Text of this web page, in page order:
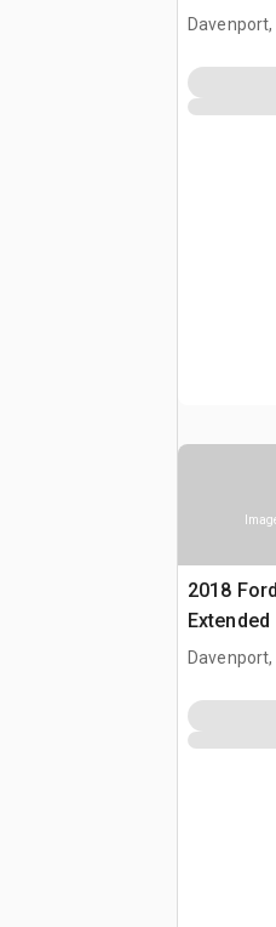
Davenport,
2018
Davenport,